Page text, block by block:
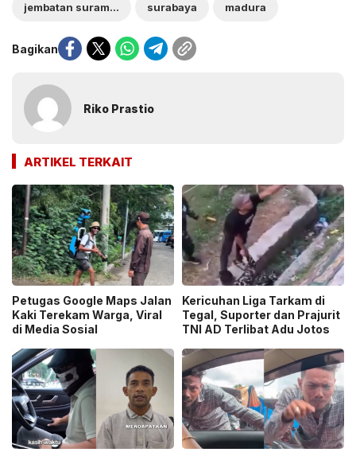
jembatan suramadu surabaya madura
Bagikan
Riko Prastio
ARTIKEL TERKAIT
Petugas Google Maps Jalan
Kaki Terekam Warga, Viral
di Media Sosial
Kericuhan Liga Tarkam di
Tegal, Suporter dan Prajurit
TNI AD Terlibat Adu Jotos